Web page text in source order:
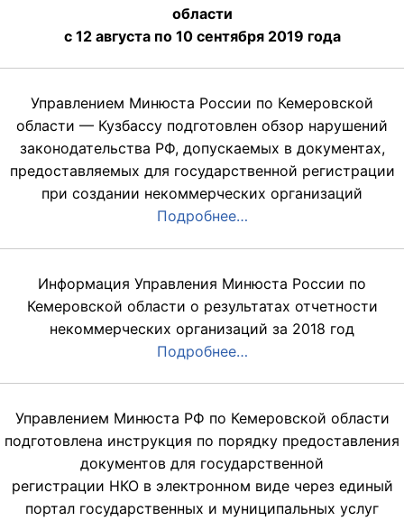
области
с 12 августа по 10 сентября 2019 года
Управлением Минюста России по Кемеровской
области — Кузбассу подготовлен обзор нарушений
законодательства РФ, допускаемых в документах,
предоставляемых для государственной регистрации
при создании некоммерческих организаций
Подробнее…
Информация Управления Минюста России по
Кемеровской области о результатах отчетности
некоммерческих организаций за 2018 год
Подробнее…
Управлением Минюста РФ по Кемеровской области
подготовлена инструкция по порядку предоставления
документов для государственной
регистрации НКО в электронном виде через единый
портал государственных и муниципальных услуг